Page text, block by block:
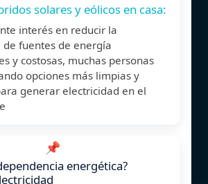
solares y eólicos en casa:
interés en reducir la
de fuentes de energía
y costosas, muchas personas
opciones más limpias y
generar electricidad en el
📌
energética?